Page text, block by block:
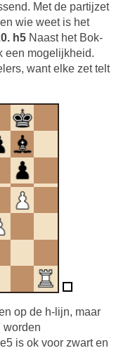
Met de partijzet
wie weet is het
h5 Naast het Bok-
een mogelijkheid.
want elke zet telt
op de h-lijn, maar
worden
is ok voor zwart en